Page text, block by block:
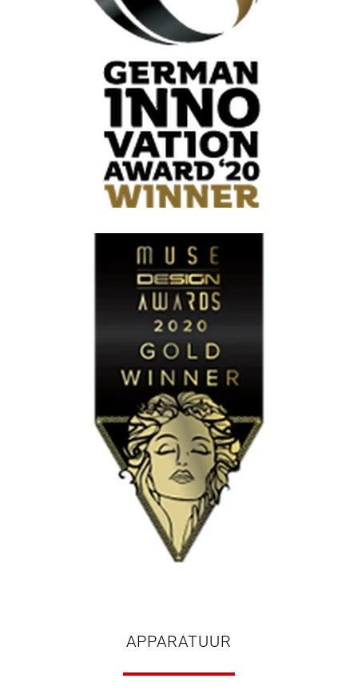
APPARATUUR